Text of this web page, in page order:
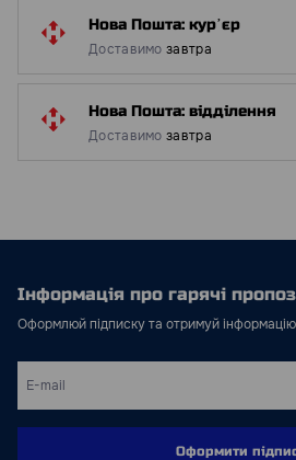
Нова Пошта: курʼєр
Доставимо завтра
Нова Пошта: відділення
Доставимо завтра
Інформація про гарячі
Оформлюй підписку та отримуй інформацію
Оформити